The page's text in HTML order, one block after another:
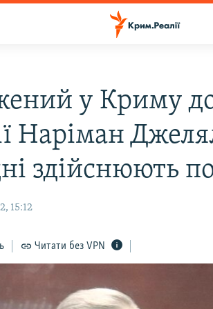
у Криму до
Наріман
здійснюють
15:12
Читати без VPN